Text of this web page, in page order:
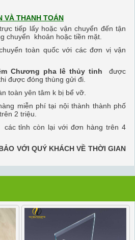
VÀ THANH TOÁN
tiếp lấy hoặc vận chuyển đến tận
chuyển khoản hoặc tiền mặt.
toàn quốc với các đơn vị vận
Chương pha lê thủy tinh
được
được đóng thùng gửi đi.
toàn ​yên tâm k bị bể vỡ.
miễn phí tại nội thành thành phố
2 triệu.
tỉnh còn lại với đơn hàng trên 4
VỚI QUÝ KHÁCH VỀ THỜI GIAN